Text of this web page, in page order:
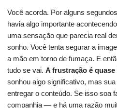
Você acorda. Por alguns
havia algo importante
uma sensação que parecia real
sonho. Você tenta segurar a
a mão em torno de fumaça. E
tudo se vai. A frustração é
sonhou algo significativo, mas
entregar o conteúdo. Se isso soa
companhia — e há uma razão